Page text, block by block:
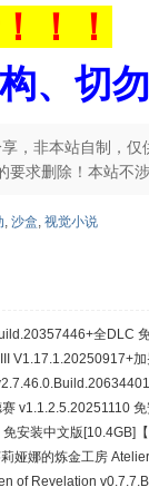
！！
、切
，非本站自制，
求删除！本站不
, 沙盒, 视觉小说
全DLC
V1.17.1.20250917+
v1.1.2.5.20251110
安装中文版[10.4GB]
娅娜的炼金工房
服装组合[夏日伊始
of Revelation